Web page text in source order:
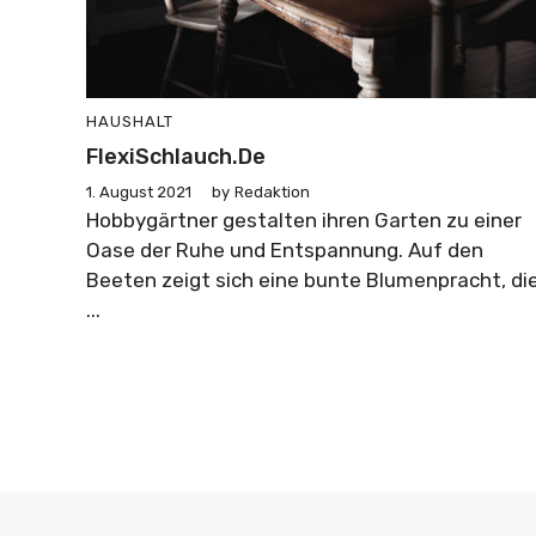
HAUSHALT
FlexiSchlauch.de
1. August 2021 by Redaktion
Hobbygärtner gestalten ihren Garten zu einer
Oase der Ruhe und Entspannung. Auf den
Beeten zeigt sich eine bunte Blumenpracht,
...